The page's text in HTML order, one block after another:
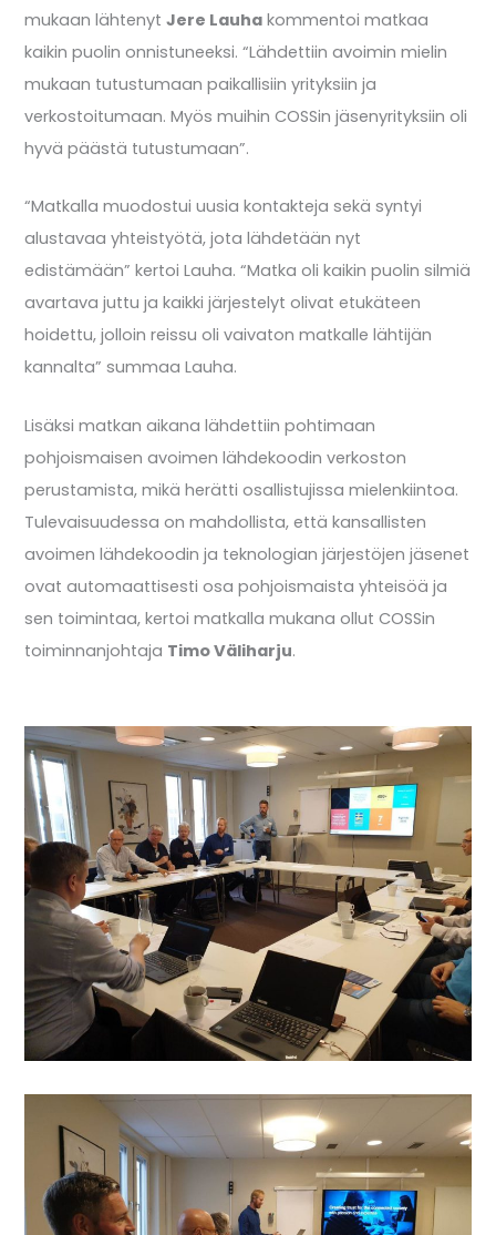
mukaan lähtenytJere Lauha kommentoi matkaa
kaikin puolin onnistuneeksi. “Lähdettiin avoimin mielin
mukaan tutustumaan paikallisiin yrityksiin ja
verkostoitumaan. Myös muihin COSSin jäsenyrityksiin oli
hyvä päästä tutustumaan”.
“Matkalla muodostui uusia kontakteja sekä syntyi
alustavaa yhteistyötä, jota lähdetään nyt
edistämään” kertoi Lauha. “Matka oli kaikin puolin silmiä
avartava juttu ja kaikki järjestelyt olivat etukäteen
hoidettu, jolloin reissu oli vaivaton matkalle lähtijän
kannalta” summaa Lauha.
Lisäksi matkan aikana lähdettiin pohtimaan
pohjoismaisen avoimen lähdekoodin verkoston
perustamista, mikä herätti osallistujissa mielenkiintoa.
Tulevaisuudessa on mahdollista, että kansallisten
avoimen lähdekoodin ja teknologian järjestöjen jäsenet
ovat automaattisesti osa pohjoismaista yhteisöä ja
sen toimintaa, kertoi matkalla mukana ollut COSSin
toiminnanjohtaja Timo Väliharju.